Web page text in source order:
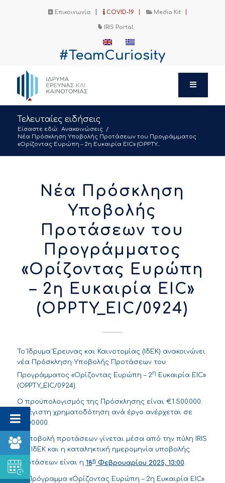
Επικοινωνία COVID-19 Media Kit
IRIS Portal
#TeamCuriosity
Τελευταίες ειδήσεις
Είσαστε εδώ: Ανακοινώσεις /
Νέα Πρόσκληση Υποβολής Προτάσεων του Προγράμματος
«Ορίζοντας Ευρώπη – 2η Ευκαιρία EIC» (OPPTY...
Νέα Πρόσκληση
Υποβολής
Προτάσεων του
Προγράμματος
«Ορίζοντας Ευρώπη
– 2η Ευκαιρία EIC»
(OPPTY_EIC/0924)
Το Ίδρυμα Έρευνας και Καινοτομίας (ΙδΕΚ) ανακοινώνει
νέα Πρόσκληση Υποβολής Προτάσεων του
Προγράμματος «Ορίζοντας Ευρώπη – 2η Ευκαιρία EIC»
(OPPTY_EIC/0924).
Ο προϋπολογισμός της Πρόσκλησης είναι €1.500.000.
Η μέγιστη χρηματοδότηση ανά έργο ανέρχεται σε
€500.000.
Η υποβολή προτάσεων γίνεται μέσα από την πύλη IRIS
του ΙδΕΚ και η καταληκτική ημερομηνία υποβολής
προτάσεων είναι η 18η Φεβρουαρίου 2025, 13:00.
Το Πρόγραμμα «Ορίζοντας Ευρώπη – 2η Ευκαιρία EIC»